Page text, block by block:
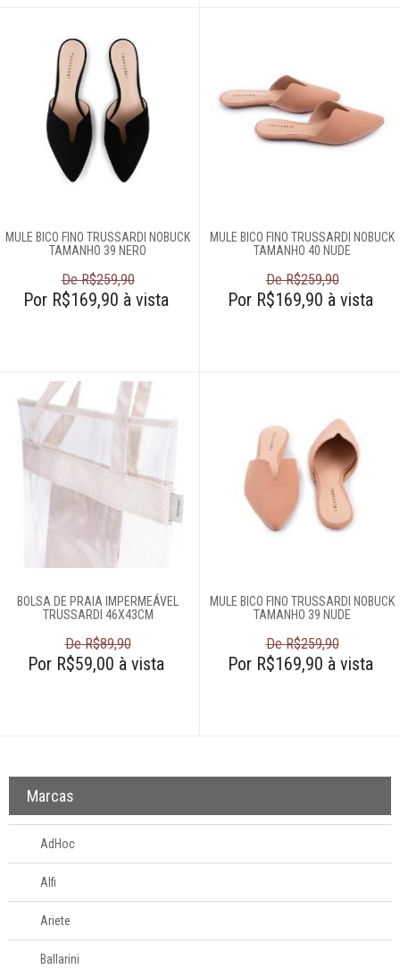
Toalhas
Travesseiros
Móveis
Login
Criar conta
61
996581061
Televendas
61
996588122
MULE BICO FINO TRUSSARDI NOBUCK
TAMANHO 39 NERO
De R$259,90
Por R$169,90 à vista
MULE BICO FINO TRUSSARDI NOBUCK
TAMANHO 40 NUDE
De R$259,90
Por R$169,90 à vista
BOLSA DE PRAIA IMPERMEÁVEL
TRUSSARDI 46X43CM
De R$89,90
Por R$59,00 à vista
MULE BICO FINO TRUSSARDI NOBUCK
TAMANHO 39 NUDE
De R$259,90
Por R$169,90 à vista
Marcas
AdHoc
Alfi
Ariete
Ballarini